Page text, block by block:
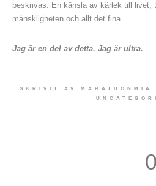
beskrivas. En känsla av kärlek till livet,
mänskligheten och allt det fina.
Jag är en del av detta. Jag är ultra.
SKRIVIT AV MARATHONMIA
0